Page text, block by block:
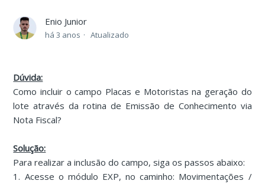
Enio Junior
há 3 anos Atualizado
Dúvida:
Como incluir o campo Placas e Motoristas na geração do
lote através da rotina de Emissão de Conhecimento via
Nota Fiscal?
Solução:
Para realizar a inclusão do campo, siga os passos abaixo:
1. Acesse o módulo EXP, no caminho: Movimentações /